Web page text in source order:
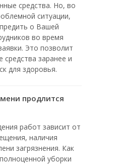
средства. Но, во
ситуации,
о Вашей
во время
Это позволит
средства заранее и
для здоровья.
продлится
работ зависит от
наличия
загрязнения. Как
уборки